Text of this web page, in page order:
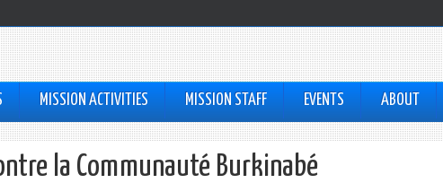
MISSION ACTIVITIES MISSION STAFF EVENTS ABOUT
la Communauté Burkinabé